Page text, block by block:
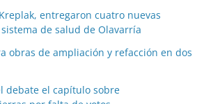
entregaron cuatro nuevas
de salud de Olavarría
obras de ampliación y refacción en dos
debate el capítulo sobre